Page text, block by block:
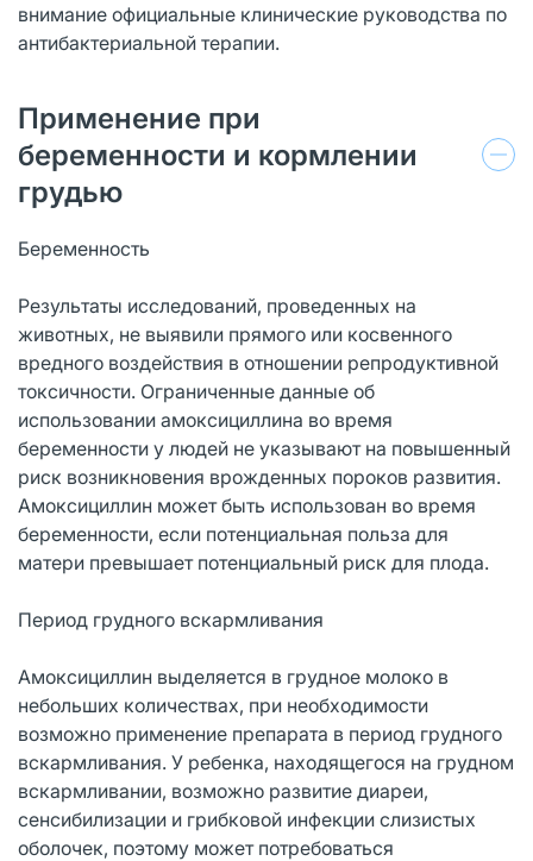
внимание официальные клинические руководства по
антибактериальной терапии.
Применение при
беременности и кормлении
грудью
Беременность
Результаты исследований, проведенных на
животных, не выявили прямого или косвенного
вредного воздействия в отношении репродуктивной
токсичности. Ограниченные данные об
использовании амоксициллина во время
беременности у людей не указывают на повышенный
риск возникновения врожденных пороков развития.
Амоксициллин может быть использован во время
беременности, если потенциальная польза для
матери превышает потенциальный риск для плода.
Период грудного вскармливания
Амоксициллин выделяется в грудное молоко в
небольших количествах, при необходимости
возможно применение препарата в период грудного
вскармливания. У ребенка, находящегося на грудном
вскармливании, возможно развитие диареи,
сенсибилизации и грибковой инфекции слизистых
оболочек, поэтому может потребоваться